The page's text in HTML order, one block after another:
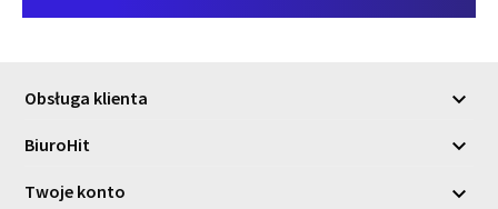
Obsługa klienta 
BiuroHit 
Twoje konto 